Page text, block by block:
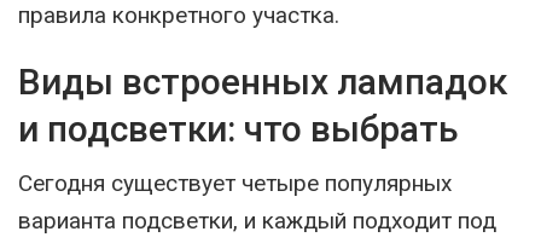
правила конкретного участка.
Виды встроенных лампадок
и подсветки: что выбрать
Сегодня существует четыре популярных
варианта подсветки, и каждый подходит под